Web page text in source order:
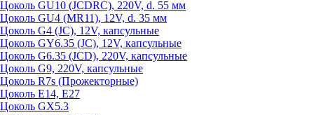
Цоколь GU10 (JCDRC), 220V, d. 55 мм
Цоколь GU4 (MR11), 12V, d. 35 мм
Цоколь G4 (JC), 12V, капсульные
Цоколь GY6.35 (JC), 12V, капсульные
Цоколь G6.35 (JCD), 220V, капсульные
Цоколь G9, 220V, капсульные
Цоколь R7s (Прожекторные)
Цоколь E14, E27
Цоколь GX5.3